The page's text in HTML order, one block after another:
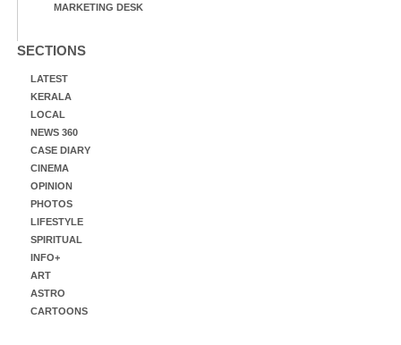
MARKETING DESK
SECTIONS
LATEST
KERALA
LOCAL
NEWS 360
CASE DIARY
CINEMA
OPINION
PHOTOS
LIFESTYLE
SPIRITUAL
INFO+
ART
ASTRO
CARTOONS